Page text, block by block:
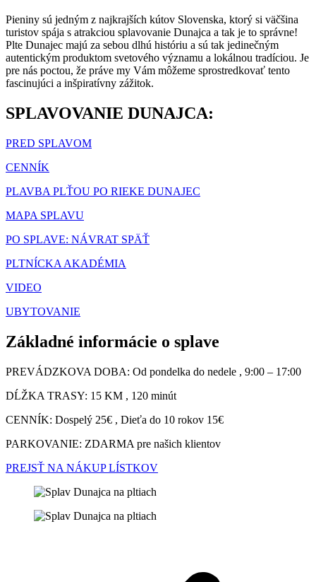
Pieniny sú jedným z najkrajších kútov Slovenska, ktorý si väčšina
turistov spája s atrakciou splavovanie Dunajca a tak je to správne!
Plte Dunajec majú za sebou dlhú históriu a sú tak jedinečným
autentickým produktom svetového významu a lokálnou tradíciou. Je
pre nás poctou, že práve my Vám môžeme sprostredkovať tento
fascinujúci a inšpiratívny zážitok.
SPLAVOVANIE DUNAJCA:
PRED SPLAVOM
CENNÍK
PLAVBA PLŤOU PO RIEKE DUNAJEC
MAPA SPLAVU
PO SPLAVE: NÁVRAT SPÄŤ
PLTNÍCKA AKADÉMIA
VIDEO
UBYTOVANIE
Základné informácie o splave
PREVÁDZKOVA DOBA: Od pondelka do nedele , 9:00 – 17:00
DĹŽKA TRASY: 15 KM , 120 minút
CENNÍK: Dospelý 25€ , Dieťa do 10 rokov 15€
PARKOVANIE: ZDARMA pre našich klientov
PREJSŤ NA NÁKUP LÍSTKOV